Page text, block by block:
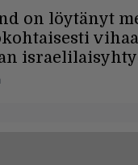
on löytänyt